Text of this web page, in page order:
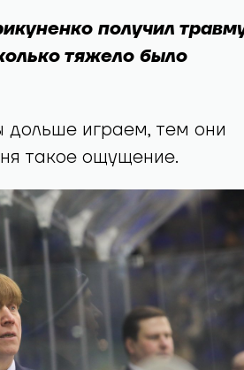
получил
тяжело было
дольше играем, тем они
такое ощущение.